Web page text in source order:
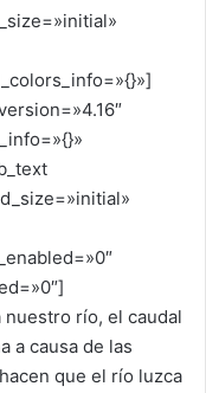
nuestro río, el caudal
a causa de las
que el río luzca